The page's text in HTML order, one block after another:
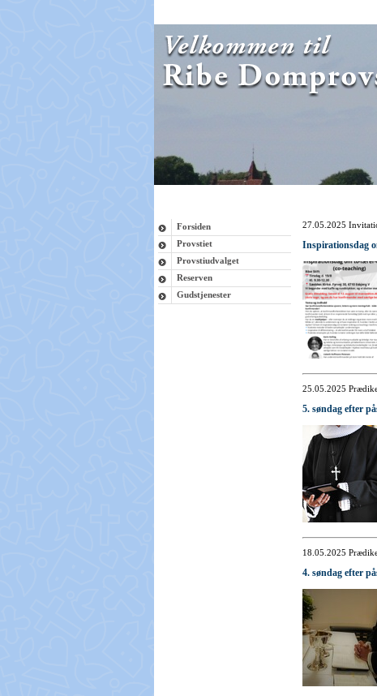
Forsiden
Provstiet
Provstiudvalget
Reserven
Gudstjenester
27.05.2025
Inspirationsdag
25.05.2025
5. søndag efter
18.05.2025
4. søndag efter